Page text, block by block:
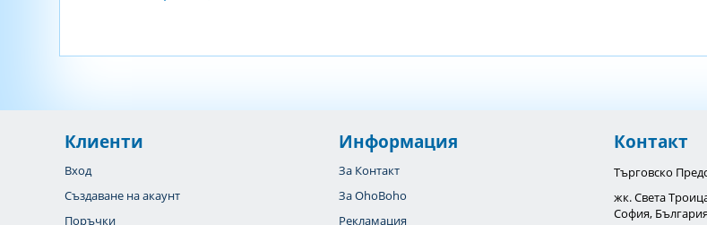
Клиенти
Вход
Създаване на акаунт
Поръчки
Информация
За Контакт
За OhoBoho
Рекламация
Контакт
Търговско
жк. Света
София, България